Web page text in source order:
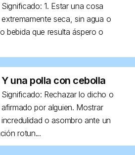
Significado: 1. Estar una cosa
extremamente seca, sin agua o
bebida que resulta áspero o
Y una polla con cebolla
Significado: Rechazar lo dicho o
afirmado por alguien. Mostrar
incredulidad o asombro ante un
rotun...